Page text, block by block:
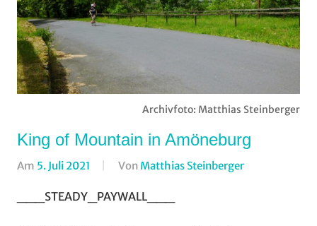
Archivfoto: Matthias Steinberger
King of Mountain in Amöneburg
Am 5. Juli 2021 Von Matthias Steinberger
___STEADY_PAYWALL___